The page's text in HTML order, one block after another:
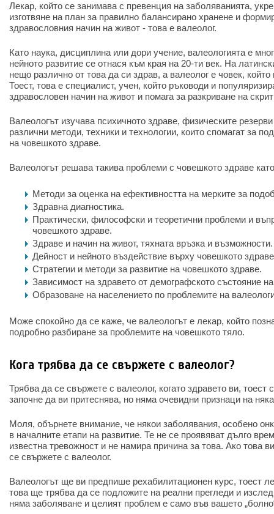
Лекар, който се занимава с превенция на заболяванията,
изготвяне на план за правилно балансирано хранене и
здравословния начин на живот - това е валеолог.
Като наука, дисциплина или дори учение, валеологията е
нейното развитие се отнася към края на 20-ти век. На
нещо различно от това да си здрав, а валеолог е човек,
Тоест, това е специалист, учен, който ръководи и
здравословен начин на живот и помага за разкриване на
Валеологът изучава психичното здраве, физическите
различни методи, техники и технологии, които спомагат за
на човешкото здраве.
Валеологът решава такива проблеми с човешкото здраве
Методи за оценка на ефективността на мерките за
Здравна диагностика.
Практически, философски и теоретични проблеми и
човешкото здраве.
Здраве и начин на живот, тяхната връзка и възможности.
Дейност и нейното въздействие върху човешкото
Стратегии и методи за развитие на човешкото здраве.
Зависимост на здравето от демографското състояние
Образоване на населението по проблемите на
Може спокойно да се каже, че валеологът е лекар, който
подробно разбиране за проблемите на човешкото тяло.
Кога трябва да се свържете с валеолог?
Трябва да се свържете с валеолог, когато здравето ви, тоест
започне да ви притеснява, но няма очевидни признаци на
Моля, обърнете внимание, че някои заболявания, особено
в началните етапи на развитие. Те не се проявяват дълго
известна тревожност и не намира причина за това. Ако това
се свържете с валеолог.
Валеологът ще ви предпише рехабилитационен курс, тоест
това ще трябва да се подложите на реални прегледи и
няма заболяване и целият проблем е само във вашето